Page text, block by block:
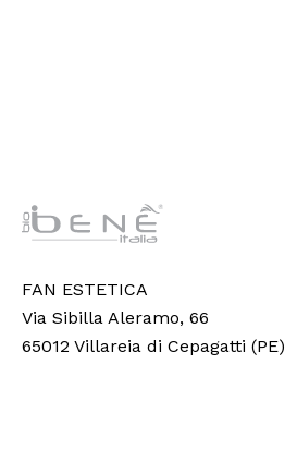
FAN ESTETICA
Via Sibilla Aleramo, 66
65012 Villareia di Cepagatti (PE)